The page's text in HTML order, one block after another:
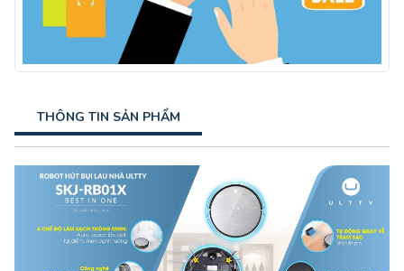
THÔNG TIN SẢN PHẨM